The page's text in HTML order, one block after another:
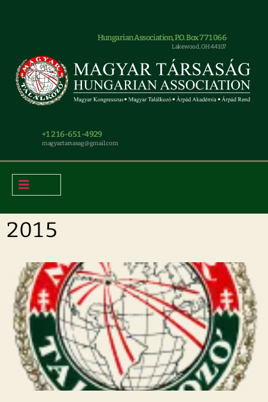
Hungarian Association, P.O. Box 771066
Lakewood, OH 44107
+1 216-651-4929
magyar.tarsasag@gmail.com
2015